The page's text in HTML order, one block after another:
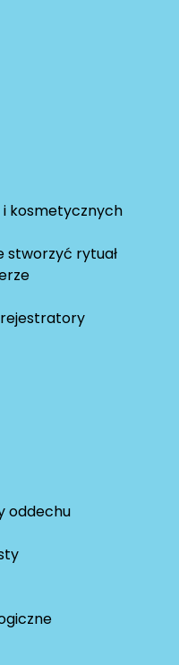
kosmetycznych
stworzyć rytuał
oddechu